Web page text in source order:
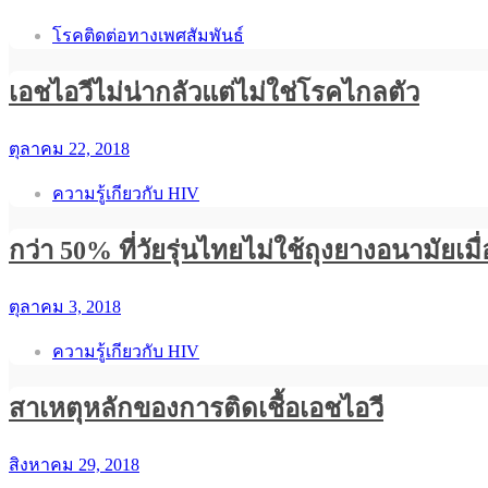
โรคติดต่อทางเพศสัมพันธ์
เอชไอวีไม่น่ากลัวแต่ไม่ใช่โรคไกลตัว
ตุลาคม 22, 2018
ความรู้เกียวกับ HIV
กว่า 50% ที่วัยรุ่นไทยไม่ใช้ถุงยางอนามัยเ
ตุลาคม 3, 2018
ความรู้เกียวกับ HIV
สาเหตุหลักของการติดเชื้อเอชไอวี
สิงหาคม 29, 2018